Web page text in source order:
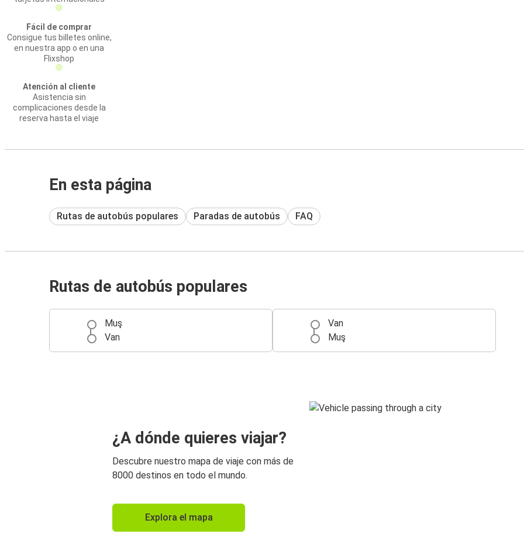
Fácil de comprar
Consigue tus billetes online,
en nuestra app o en una
Flixshop
Atención al cliente
Asistencia sin
complicaciones desde la
reserva hasta el viaje
En esta página
Rutas de autobús populares Paradas de autobús FAQ
Rutas de autobús populares
Muş
Van
Van
Muş
¿A dónde quieres viajar?
Descubre nuestro mapa de viaje con más de
8000 destinos en todo el mundo.
Explora el mapa